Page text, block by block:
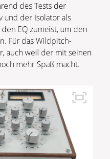
des Tests der
und der Isolator als
EQ zumeist, um den
Für das Wildpitch-
auch weil der mit seinen
mehr Spaß macht.